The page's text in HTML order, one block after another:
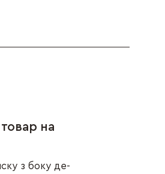
на
з боку де-